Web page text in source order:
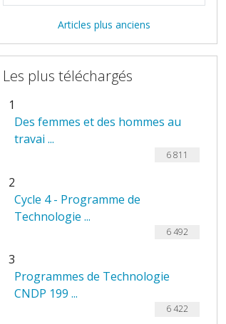
Articles plus anciens
Les plus téléchargés
1
Des femmes et des hommes au
travai ...
6 811
2
Cycle 4 - Programme de
Technologie ...
6 492
3
Programmes de Technologie
CNDP 199 ...
6 422